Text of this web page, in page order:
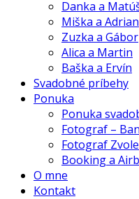
Danka a
Miška a Adrian
Zuzka a Gábor
Alica a Martin
Baška a Ervín
Svadobné príbehy
Ponuka
Ponuka
Fotograf –
Fotograf
Booking a
O mne
Kontakt